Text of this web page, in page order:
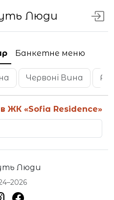
Люди
Банкетне меню
Червоні Вина
ЖК «Sofia Residence»